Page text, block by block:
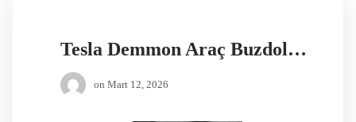
Tesla Demmon Araç Buzdolabı JNP15
on Mart 12, 2026